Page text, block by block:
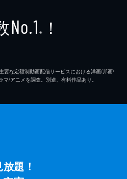
No.1 ※ ！
な定額制動画配信サービスにおける洋画/邦画/
/アニメを調査。別途、有料作品あり。
題！